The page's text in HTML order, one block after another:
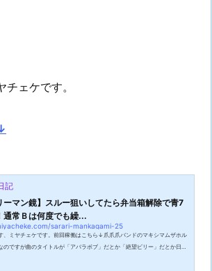
ェケです。
記
ーマン鏡】スルー狙いしてたら弁当箱解除で青7
通常Ｂは何度でも繰...
sarari-mankagami-25
、ミヤチェケです。前回稼働はこちら↓爪爪爪バンドのマキシマムザホル
のですが曲のタイトルが「アバラボブ」だとか「絶望ビリー」だとか日常